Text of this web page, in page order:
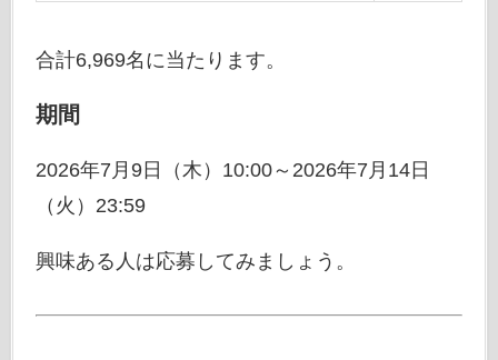
合計6,969名に当たります。
期間
2026年7月9日（木）10:00～2026年7月14日
（火）23:59
興味ある人は応募してみましょう。